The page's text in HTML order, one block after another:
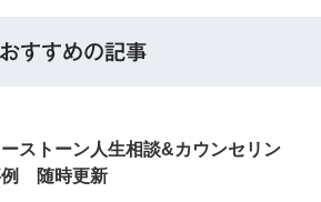
おすすめの記事
ストーン人生相談&カウンセリン
例 随時更新